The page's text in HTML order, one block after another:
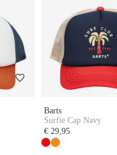
Barts
Surfie Cap Navy
€ 29,95